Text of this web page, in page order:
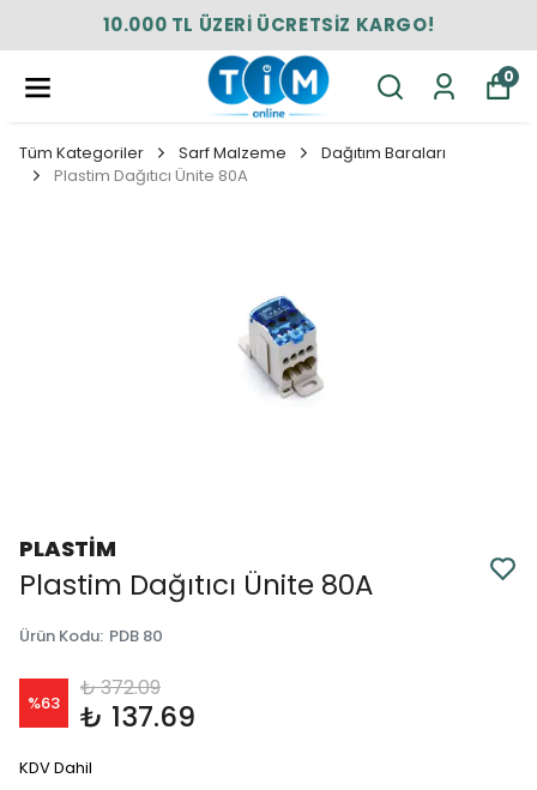
10.000 TL ÜZERİ ÜCRETSİZ KARGO!
0
Tüm Kategoriler Sarf Malzeme
Dağıtım Baraları
Plastim Dağıtıcı Ünite 80A
PLASTİM
Plastim Dağıtıcı Ünite 80A
Ürün Kodu: PDB 80
%63
₺ 372.09
₺ 137.69
KDV Dahil